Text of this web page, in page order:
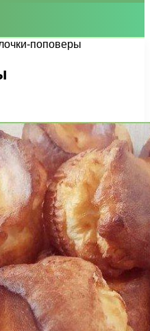
поповеры